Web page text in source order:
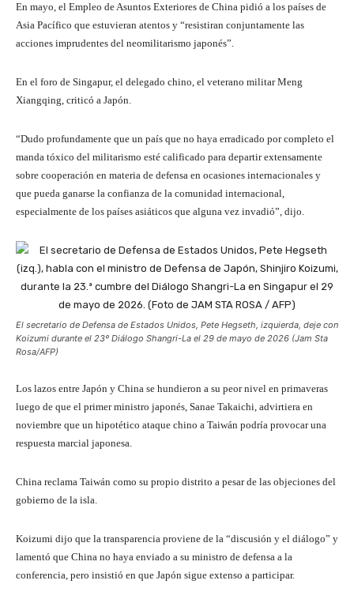
i
o
s
o
En mayo, el Empleo de Asuntos Exteriores de China pidió a los países de
Asia Pacífico que estuvieran atentos y “resistiran conjuntamente las
acciones imprudentes del neomilitarismo japonés”.
En el foro de Singapur, el delegado chino, el veterano militar Meng
Xiangqing, criticó a Japón.
“Dudo profundamente que un país que no haya erradicado por completo el
manda tóxico del militarismo esté calificado para departir extensamente
sobre cooperación en materia de defensa en ocasiones internacionales y
que pueda ganarse la confianza de la comunidad internacional,
especialmente de los países asiáticos que alguna vez invadió”, dijo.
El secretario de Defensa de Estados Unidos, Pete Hegseth, izquierda, deje con
Koizumi durante el 23º Diálogo Shangri-La el 29 de mayo de 2026 (Jam Sta
Rosa/AFP)
Los lazos entre Japón y China se hundieron a su peor nivel en primaveras
luego de que el primer ministro japonés, Sanae Takaichi, advirtiera en
noviembre que un hipotético ataque chino a Taiwán podría provocar una
respuesta marcial japonesa.
China reclama Taiwán como su propio distrito a pesar de las objeciones del
gobierno de la isla.
Koizumi dijo que la transparencia proviene de la “discusión y el diálogo” y
lamentó que China no haya enviado a su ministro de defensa a la
conferencia, pero insistió en que Japón sigue extenso a participar.